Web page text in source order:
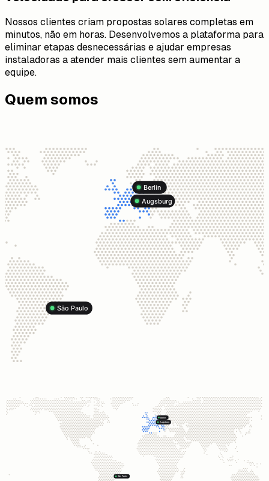
Nossos clientes criam propostas solares completas em
minutos, não em horas. Desenvolvemos a plataforma para
eliminar etapas desnecessárias e ajudar empresas
instaladoras a atender mais clientes sem aumentar a
equipe.
Quem somos
Augsburg
Berlin
São Paulo
Augsburg
Berlin
São Paulo